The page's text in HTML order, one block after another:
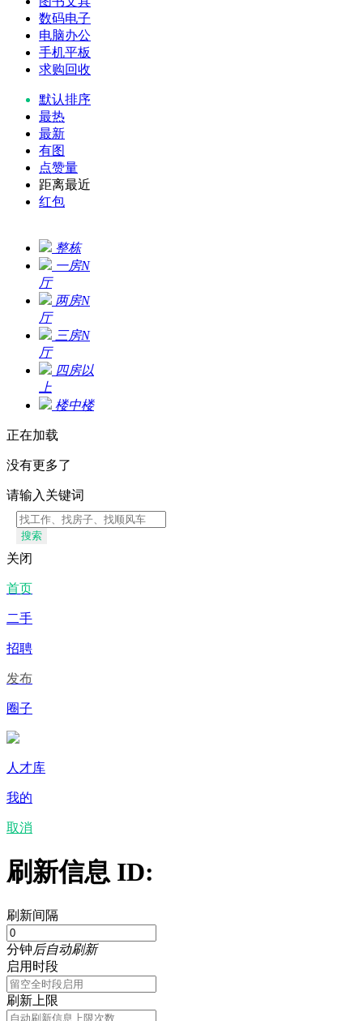
数码电子
电脑办公
手机平板
求购回收
默认排序
最热
最新
有图
点赞量
距离最近
红包
整栋
一房N
厅
两房N
厅
三房N
厅
四房以
上
楼中楼
正在加载
没有更多了
请输入关键词
搜索
关闭
首页
二手
招聘
发布
圈子
人才库
我的
取消
刷新信息 ID:
刷新间隔
分钟后自动刷新
启用时段
刷新上限